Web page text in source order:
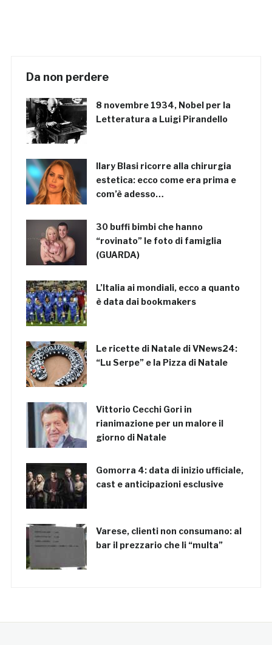
Da non perdere
8 novembre 1934, Nobel per la
Letteratura a Luigi Pirandello
Ilary Blasi ricorre alla chirurgia
estetica: ecco come era prima e
com’è adesso…
30 buffi bimbi che hanno
“rovinato” le foto di famiglia
(GUARDA)
L’Italia ai mondiali, ecco a quanto
è data dai bookmakers
Le ricette di Natale di VNews24:
“Lu Serpe” e la Pizza di Natale
Vittorio Cecchi Gori in
rianimazione per un malore il
giorno di Natale
Gomorra 4: data di inizio ufficiale,
cast e anticipazioni esclusive
Varese, clienti non consumano: al
bar il prezzario che li “multa”